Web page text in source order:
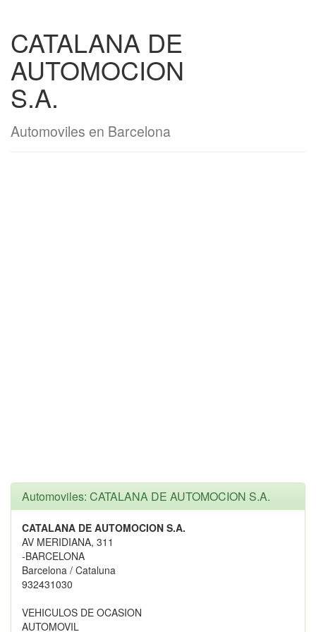
CATALANA DE
AUTOMOCION
S.A.
Automoviles en Barcelona
Automoviles: CATALANA DE AUTOMOCION S.A.
CATALANA DE AUTOMOCION S.A.
AV MERIDIANA, 311
-BARCELONA
Barcelona / Cataluna
932431030
VEHICULOS DE OCASION
AUTOMOVIL